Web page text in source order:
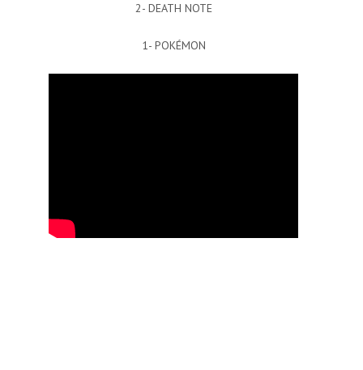
2- DEATH NOTE
1- POKÉMON